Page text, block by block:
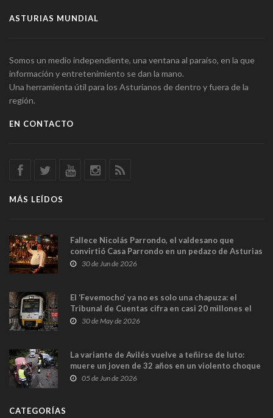
ASTURIAS MUNDIAL
Somos un medio independiente, una ventana al paraíso, en la que
información y entretenimiento se dan la mano.
Una herramienta útil para los Asturianos de dentro y fuera de la
región.
EN CONTACTO
MÁS LEÍDOS
Fallece Nicolás Parrondo, el valdesano que
convirtió Casa Parrondo en un pedazo de Asturias
en Madrid
30 de Jun de 2026
El ‘Fevemocho’ ya no es solo una chapuza: el
Tribunal de Cuentas cifra en casi 20 millones el
sobrecoste de los trenes que no cabían por los
30 de May de 2026
La variante de Avilés vuelve a teñirse de luto:
muere un joven de 32 años en un violento choque
frontal
05 de Jun de 2026
CATEGORÍAS